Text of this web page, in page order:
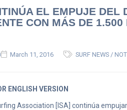
EL EMPUJE DEL
CON MÁS DE
March 11, 2016 SURF NEWS /
ENGLISH VERSION
Association [ISA] continúa